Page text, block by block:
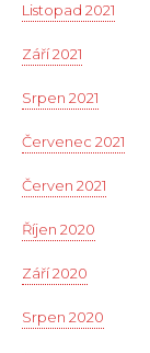
Listopad 2021
Září 2021
Srpen 2021
Červenec 2021
Červen 2021
Říjen 2020
Září 2020
Srpen 2020